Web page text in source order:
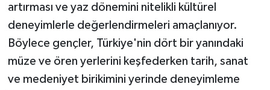
artırması ve yaz dönemini nitelikli kültürel
deneyimlerle değerlendirmeleri amaçlanıyor.
Böylece gençler, Türkiye'nin dört bir yanındaki
müze ve ören yerlerini keşfederken tarih, sanat
ve medeniyet birikimini yerinde deneyimleme